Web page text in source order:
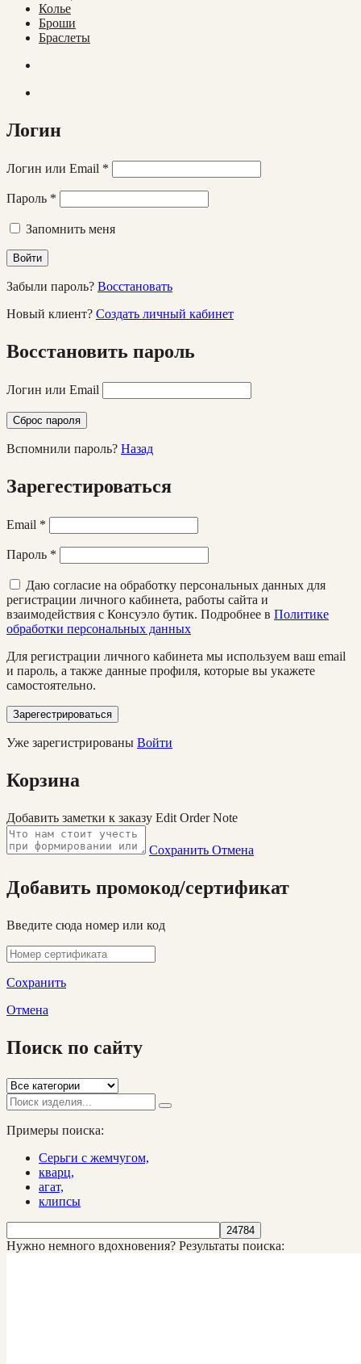
Колье
Броши
Браслеты
Логин
Логин или Email *
Пароль *
Запомнить меня
Войти
Забыли пароль? Восстановать
Новый клиент? Создать личный кабинет
Восстановить пароль
Логин или Email
Сброс пароля
Вспомнили пароль? Назад
Зарегестироваться
Email *
Пароль *
Даю согласие на обработку персональных данных для
регистрации личного кабинета, работы сайта и
взаимодействия с Консуэло бутик. Подробнее в Политике
обработки персональных данных
Для регистрации личного кабинета мы используем ваш email
и пароль, а также данные профиля, которые вы укажете
самостоятельно.
Зарегестрироваться
Уже зарегистрированы Войти
Корзина
Добавить заметки к заказу Edit Order Note
Сохранить Отмена
Добавить промокод/сертификат
Введите сюда номер или код
Сохранить
Отмена
Поиск по сайту
Примеры поиска:
Серьги с жемчугом,
кварц,
агат,
клипсы
Нужно немного вдохновения? Результаты поиска: